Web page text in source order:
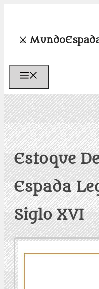
contenido
⚔️
Estoque
Espada
Siglo XVI